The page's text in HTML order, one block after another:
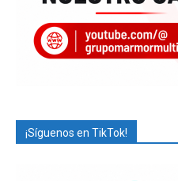
¡Síguenos en TikTok!